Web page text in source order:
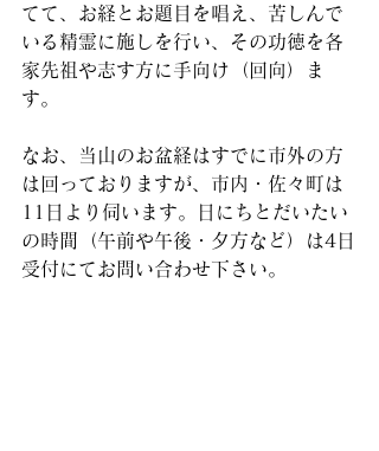
てて、お経とお題目を唱え、苦しんで
いる精霊に施しを行い、その功徳を各
家先祖や志す方に手向け（回向）ま
す。
なお、当山のお盆経はすでに市外の方
は回っておりますが、市内・佐々町は
11日より伺います。日にちとだいたい
の時間（午前や午後・夕方など）は4日
受付にてお問い合わせ下さい。